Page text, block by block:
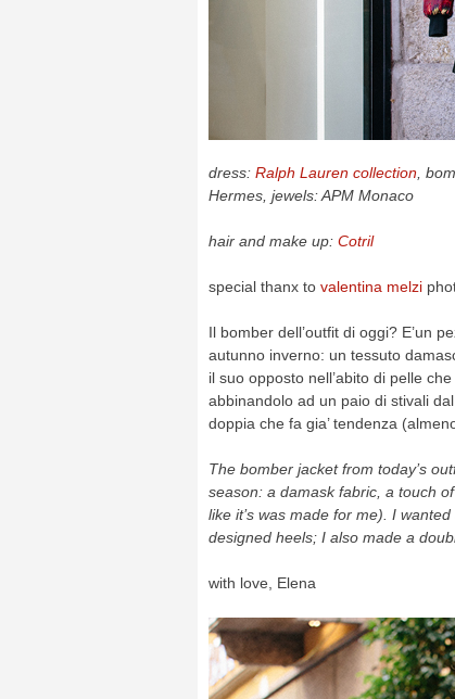
dress: Ralph Lauren collection,
Hermes, jewels: APM Monaco
hair and make up: Cotril
special thanx to valentina melzi
Il bomber dell’outfit di oggi? E’un
autunno inverno: un tessuto
il suo opposto nell’abito di pelle
abbinandolo ad un paio di stivali
doppia che fa gia’ tendenza
The bomber jacket from today’s
season: a damask fabric, a touch
like it’s was made for me). I
designed heels; I also made a
with love, Elena